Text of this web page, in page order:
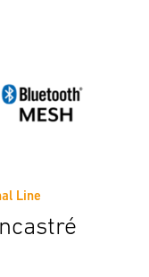
Line